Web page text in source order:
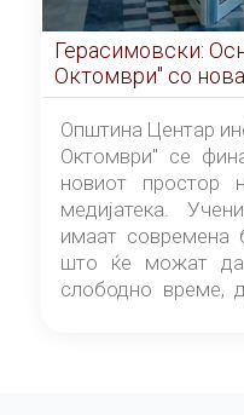
Герасимовски:
Октомври" со нова
од септември
Општина Центар
Октомври" се
новиот простор
медијатека.
имаат современа
што ќе можат да
слободно време,